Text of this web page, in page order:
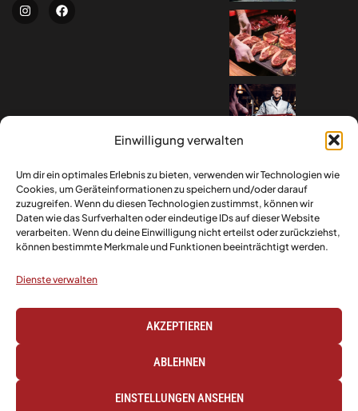
Einwilligung verwalten
Um dir ein optimales Erlebnis zu bieten, verwenden wir Technologien wie
Cookies, um Geräteinformationen zu speichern und/oder darauf
zuzugreifen. Wenn du diesen Technologien zustimmst, können wir
Daten wie das Surfverhalten oder eindeutige IDs auf dieser Website
verarbeiten. Wenn du deine Einwilligung nicht erteilst oder zurückziehst,
können bestimmte Merkmale und Funktionen beeinträchtigt werden.
Dienste verwalten
AKZEPTIEREN
ABLEHNEN
EINSTELLUNGEN ANSEHEN
Metzgermeister GmbH & Co. KG | Alle